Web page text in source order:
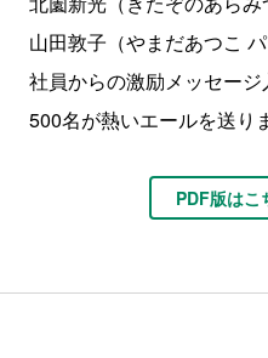
山田敦子（やまだあつこ
社員からの激励メッセー
500名が熱いエールを送り
PDF版はこ